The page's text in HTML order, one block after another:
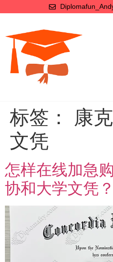
标签： 康
文凭
怎样在线加急
协和大学文凭？